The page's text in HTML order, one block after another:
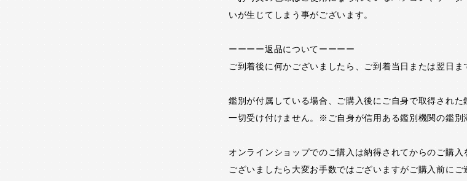
いが生じてしまう事がございます。
ーーーー返品についてーーーー
ご到着後に何かございましたら、ご到着当日または翌日ま
鑑別が付属している場合、ご購入後にご自身で取得され
一切受け付けません。※ご自身が信用ある鑑別機関の鑑別
オンラインショップでのご購入は納得されてからのご購
ございましたら大変お手数ではございますがご購入前に